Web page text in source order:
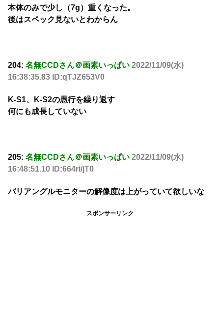
本体のみで少し（7g）重くなった。
後はスペック見ないとわからん
204: 名無CCDさん＠画素いっぱい 2022/11/09(水)
16:38:35.83 ID:qTJZ653V0
K-S1、K-S2の愚行を繰り返す
何にも成長していない
205: 名無CCDさん＠画素いっぱい 2022/11/09(水)
16:48:51.10 ID:664ri/jT0
バリアングルモニターの解像度は上がっていて欲しいな
スポンサーリンク